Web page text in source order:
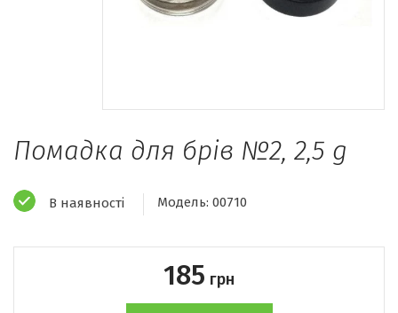
Помадка для брів №2, 2,5 g
В наявності Модель: 00710
185 грн